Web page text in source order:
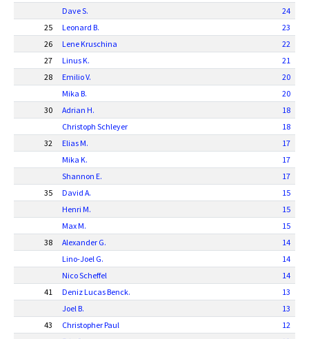
Dave S.
24
25
Leonard B.
23
26
Lene Kruschina
22
27
Linus K.
21
28
Emilio V.
20
Mika B.
20
30
Adrian H.
18
Christoph Schleyer
18
32
Elias M.
17
Mika K.
17
Shannon E.
17
35
David A.
15
Henri M.
15
Max M.
15
38
Alexander G.
14
Lino-Joel G.
14
Nico Scheffel
14
41
Deniz Lucas Benck.
13
Joel B.
13
43
Christopher Paul
12